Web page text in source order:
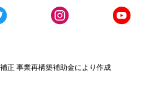
正 事業再構築補助金により作成